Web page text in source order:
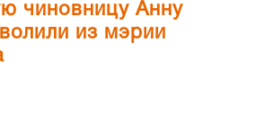
чиновницу Анну
из мэрии